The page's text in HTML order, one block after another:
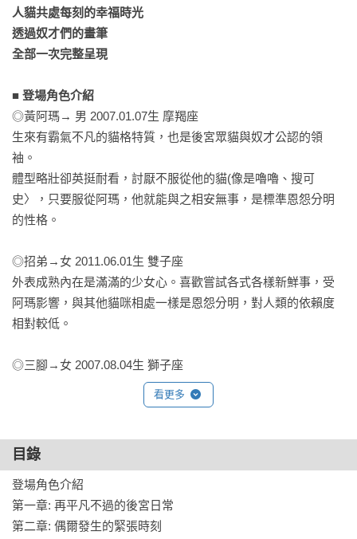
人貓共處每刻的幸福時光
透過奴才們的畫筆
全部一次完整呈現
■ 登場角色介紹
◎黃阿瑪→ 男 2007.01.07生 摩羯座
生來有霸氣不凡的貓格特質，也是後宮眾貓與奴才公認的領
袖。
體型略壯卻英挺耐看，討厭不服從他的貓(像是嚕嚕、搜可
史〉，只要服從阿瑪，他就能與之相安無事，是標準恩怨分明
的性格。
◎招弟→女 2011.06.01生 雙子座
外表成熟內在是滿滿的少女心。喜歡嘗試各式各樣新鮮事，受
阿瑪影響，與其他貓咪相處一樣是恩怨分明，對人類的依賴度
相對較低。
◎三腳→女 2007.08.04生 獅子座
擁有貓界數一數二的極致美麗臉孔，有一雙水汪汪的大圓眼，
搭配一抹隨時上揚的微笑，在眾貓面前是有威望的大姐姐，因
◎搜可史Socles→女 2010.04.20生 金牛座
是一隻全身黑的黑貓，極度親人但又有點小害羞，在後宮裡因
為出色的膚色及身材，一直深受公貓們的覬覦。平時習慣獨來
獨往，不擅與貓交流，喜歡閱讀，在書中才能找到自己的另一
看更多
目錄
登場角色介紹
第一章: 再平凡不過的後宮日常
第二章: 偶爾發生的緊張時刻